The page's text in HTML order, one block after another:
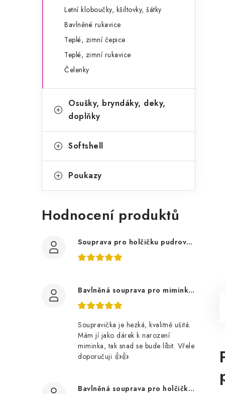
e
Letní kloboučky, kšiltovky, šátky
Bavlněné rukavice
Teplé, zimní čepice
Teplé, zimní rukavice
Čelenky
Osušky, bryndáky, deky,
doplňky
Softshell
Poukazy
Hodnocení produktů
Souprava pro holčičku pudrově růžová, ptáčci květy
Bavlněná souprava pro miminko, zvířátka v lese
Soupravička je hezká, kvalitně ušitá.
Mám jí jako dárek k narození
miminka, tak snad se bude líbit. Vřele
doporučuji 👍👍
Bavlněná souprava pro holčičku, tmavé květy